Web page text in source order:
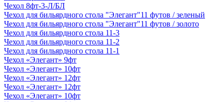
Чехол 8фт-3-Л/БЛ
Чехол для бильярдного стола "Элегант"11 футов / зеленый
Чехол для бильярдного стола "Элегант"11 футов / золото
Чехол для бильярдного стола 11-3
Чехол для бильярдного стола 11-2
Чехол для бильярдного стола 11-1
Чехол «Элегант» 9фт
Чехол «Элегант» 10фт
Чехол «Элегант» 12фт
Чехол «Элегант» 12фт
Чехол «Элегант» 10фт